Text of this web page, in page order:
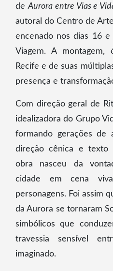
de Aurora entre Vias e
autoral do Centro de
encenado nos dias 16
Viagem. A montagem,
Recife e de suas
presença e
Com direção geral de
idealizadora do Grupo
formando gerações de
direção cênica e texto
obra nasceu da
cidade em cena
personagens. Foi assim
da Aurora se tornaram
simbólicos que
travessia sensível
imaginado.